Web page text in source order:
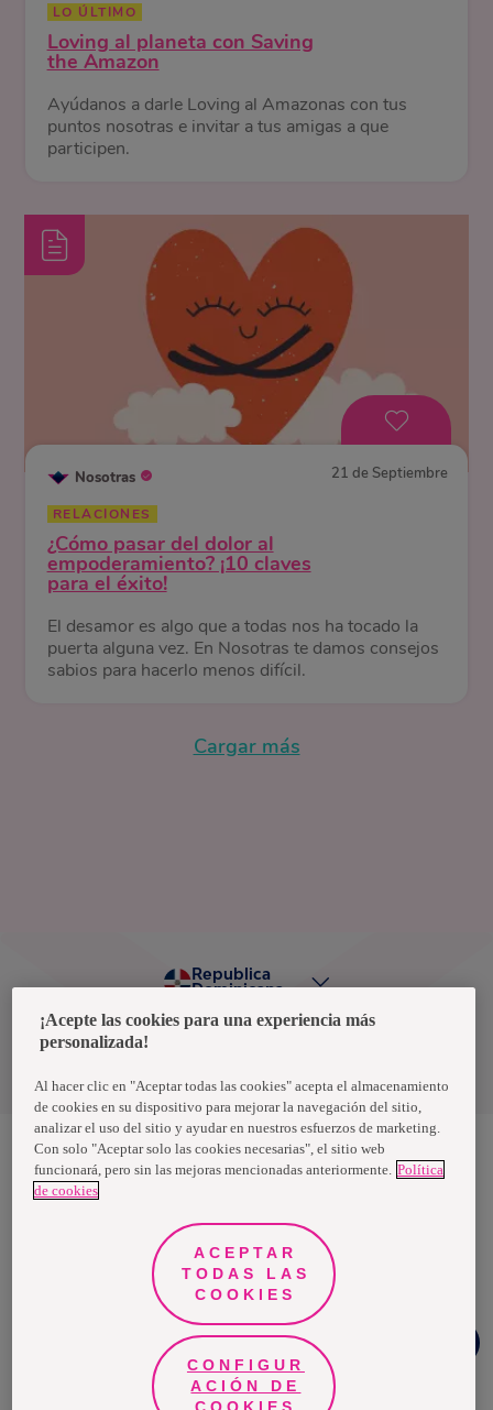
LO ÚLTIMO
Loving al planeta con Saving
the Amazon
Ayúdanos a darle Loving al Amazonas con tus
puntos nosotras e invitar a tus amigas a que
participen.
Nosotras 21 de Septiembre
RELACIONES
¿Cómo pasar del dolor al
empoderamiento? ¡10 claves
para el éxito!
El desamor es algo que a todas nos ha tocado la
puerta alguna vez. En Nosotras te damos consejos
sabios para hacerlo menos difícil.
Cargar más
Política de privacidad de datos
Republica
Dominicana
Nosotras, una marca de Essity - una compañía global líder en
higiene y salud. Cada día, mil millones de personas, en todo el
propósito es romper barreras por el bienestar en beneficio de
consumidores, pacientes, cuidadores, clientes y la sociedad en
general. Vendemos en aproximadamente 150 países bajo las
principales marcas globales TENA y Tork, así como otras marcas
como Actimove, Cutimed, JOBST, Knix, Leukoplast, Libero, Libresse,
Lotus, Modibodi, Nosotras, Saba, Tempo, TOM Organic y Zewa. En
2024, Essity tuvo ventas de aproximadamente 13 mil millones de
euros y empleó a 36,000 personas. La sede de la compañía está
ubicada en Estocolmo, Suecia, y Essity cotiza en Nasdaq Estocolmo.
Más información enwww.essity.com.
¡Acepte las cookies para una experiencia más
personalizada!
Al hacer clic en "Aceptar todas las cookies" acepta el almacenamiento
de cookies en su dispositivo para mejorar la navegación del sitio,
analizar el uso del sitio y ayudar en nuestros esfuerzos de marketing.
Con solo "Aceptar solo las cookies necesarias", el sitio web
funcionará, pero sin las mejoras mencionadas anteriormente. Política
de cookies
ACEPTAR
TODAS LAS
COOKIES
CONFIGUR
ACIÓN DE